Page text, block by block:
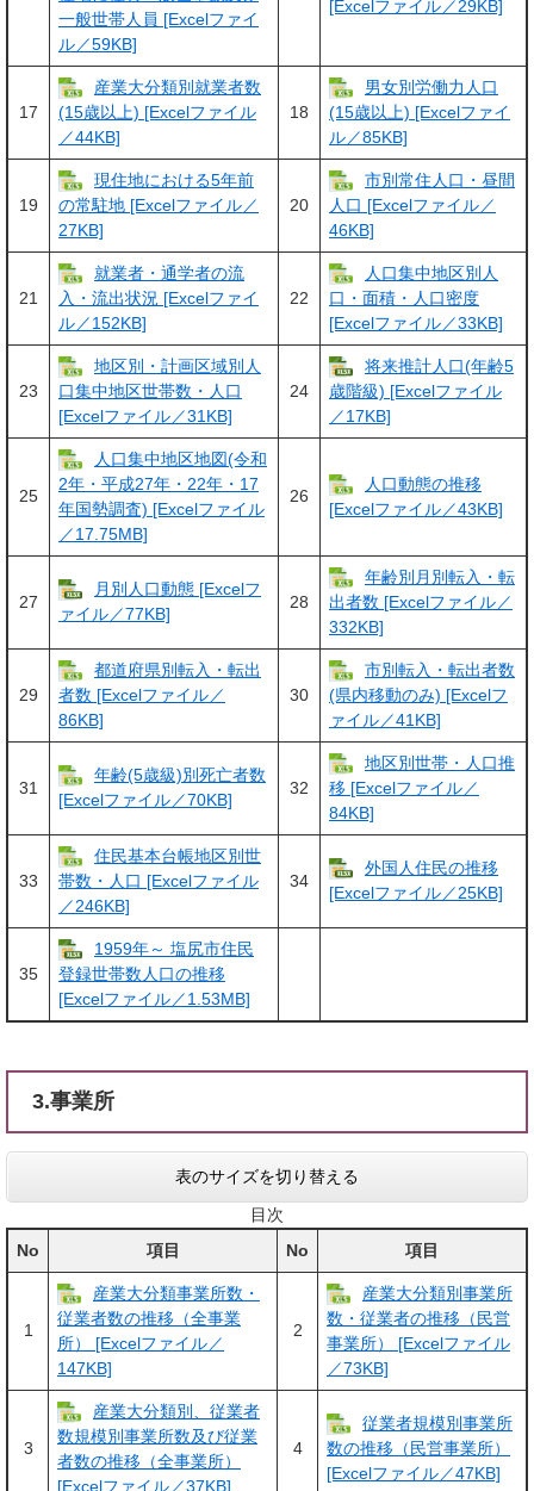
一般世帯人員 [Excelファイ
ル／59KB]
[Excelファイル／29KB]
17
産業大分類別就業者数
(15歳以上) [Excelファイル
／44KB]
18
男女別労働力人口
(15歳以上) [Excelファイ
ル／85KB]
19
現住地における5年前
の常駐地 [Excelファイル／
27KB]
20
市別常住人口・昼間
人口 [Excelファイル／
46KB]
21
就業者・通学者の流
入・流出状況 [Excelファイ
ル／152KB]
22
人口集中地区別人
口・面積・人口密度
[Excelファイル／33KB]
23
地区別・計画区域別人
口集中地区世帯数・人口
[Excelファイル／31KB]
24
将来推計人口(年齢5
歳階級) [Excelファイル
／17KB]
25
人口集中地区地図(令和
2年・平成27年・22年・17
年国勢調査) [Excelファイル
／17.75MB]
26
人口動態の推移
[Excelファイル／43KB]
27
月別人口動態 [Excelフ
ァイル／77KB]
28
年齢別月別転入・転
出者数 [Excelファイル／
332KB]
29
都道府県別転入・転出
者数 [Excelファイル／
86KB]
30
市別転入・転出者数
(県内移動のみ) [Excelフ
ァイル／41KB]
31
年齢(5歳級)別死亡者数
[Excelファイル／70KB]
32
地区別世帯・人口推
移 [Excelファイル／
84KB]
33
住民基本台帳地区別世
帯数・人口 [Excelファイル
／246KB]
34
外国人住民の推移
[Excelファイル／25KB]
35
1959年～ 塩尻市住民
登録世帯数人口の推移
[Excelファイル／1.53MB]
3.事業所
表のサイズを切り替える
目次
No
項目 No 項目
1
産業大分類事業所数・
従業者数の推移（全事業
所） [Excelファイル／
147KB]
2
産業大分類別事業所
数・従業者の推移（民営
事業所） [Excelファイル
／73KB]
3
産業大分類別、従業者
数規模別事業所数及び従業
者数の推移（全事業所）
[Excelファイル／37KB]
4
従業者規模別事業所
数の推移（民営事業所）
[Excelファイル／47KB]